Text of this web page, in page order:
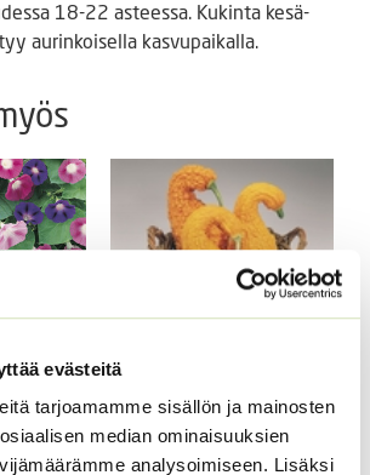
evästeitä
tarjoamamme sisällön ja mainosten
median ominaisuuksien
analysoimiseen. Lisäksi
18-22 asteessa. Kukinta kesä-
aurinkoisella kasvupaikalla.
Koristekurpitsa Con